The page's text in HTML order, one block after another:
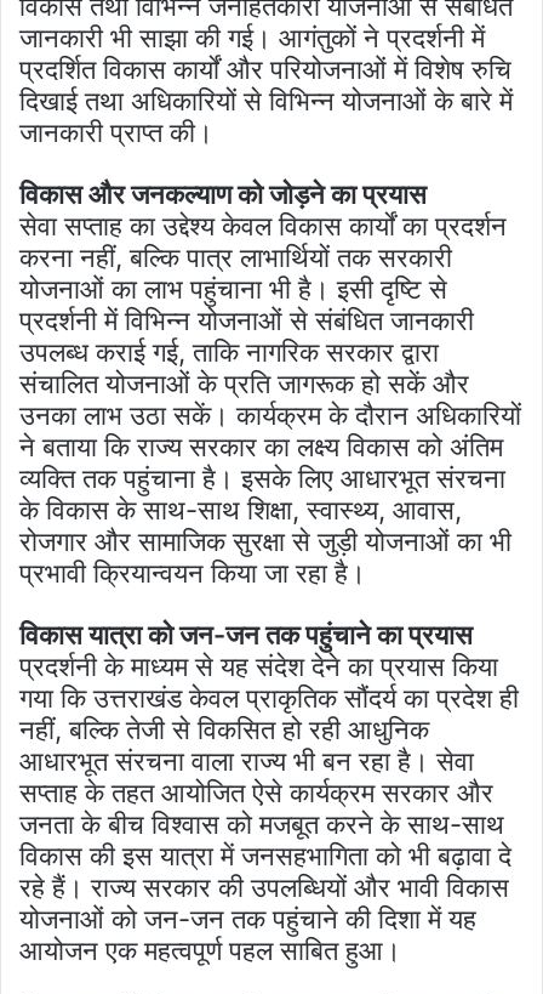
जानकारी भी साझा की गई। आगंतुकों ने प्रदर्शनी में
प्रदर्शित विकास कार्यों और परियोजनाओं में विशेष रुचि
दिखाई तथा अधिकारियों से विभिन्न योजनाओं के बारे में
जानकारी प्राप्त की।
विकास और जनकल्याण को जोड़ने का प्रयास
सेवा सप्ताह का उद्देश्य केवल विकास कार्यों का प्रदर्शन
करना नहीं, बल्कि पात्र लाभार्थियों तक सरकारी
योजनाओं का लाभ पहुंचाना भी है। इसी दृष्टि से
प्रदर्शनी में विभिन्न योजनाओं से संबंधित जानकारी
उपलब्ध कराई गई, ताकि नागरिक सरकार द्वारा
संचालित योजनाओं के प्रति जागरूक हो सकें और
उनका लाभ उठा सकें। कार्यक्रम के दौरान अधिकारियों
ने बताया कि राज्य सरकार का लक्ष्य विकास को अंतिम
व्यक्ति तक पहुंचाना है। इसके लिए आधारभूत संरचना
के विकास के साथ-साथ शिक्षा, स्वास्थ्य, आवास,
रोजगार और सामाजिक सुरक्षा से जुड़ी योजनाओं का भी
प्रभावी क्रियान्वयन किया जा रहा है।
विकास यात्रा को जन-जन तक पहुंचाने का प्रयास
प्रदर्शनी के माध्यम से यह संदेश देने का प्रयास किया
गया कि उत्तराखंड केवल प्राकृतिक सौंदर्य का प्रदेश ही
नहीं, बल्कि तेजी से विकसित हो रही आधुनिक
आधारभूत संरचना वाला राज्य भी बन रहा है। सेवा
सप्ताह के तहत आयोजित ऐसे कार्यक्रम सरकार और
जनता के बीच विश्वास को मजबूत करने के साथ-साथ
विकास की इस यात्रा में जनसहभागिता को भी बढ़ावा दे
रहे हैं। राज्य सरकार की उपलब्धियों और भावी विकास
योजनाओं को जन-जन तक पहुंचाने की दिशा में यह
आयोजन एक महत्वपूर्ण पहल साबित हुआ।